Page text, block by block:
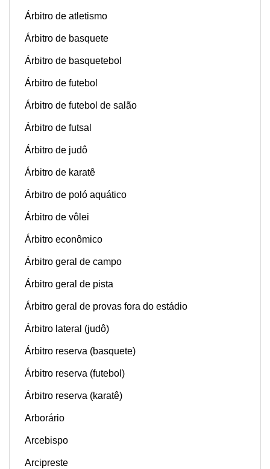
Árbitro de atletismo
Árbitro de basquete
Árbitro de basquetebol
Árbitro de futebol
Árbitro de futebol de salão
Árbitro de futsal
Árbitro de judô
Árbitro de karatê
Árbitro de poló aquático
Árbitro de vôlei
Árbitro econômico
Árbitro geral de campo
Árbitro geral de pista
Árbitro geral de provas fora do estádio
Árbitro lateral (judô)
Árbitro reserva (basquete)
Árbitro reserva (futebol)
Árbitro reserva (karatê)
Arborário
Arcebispo
Arcipreste